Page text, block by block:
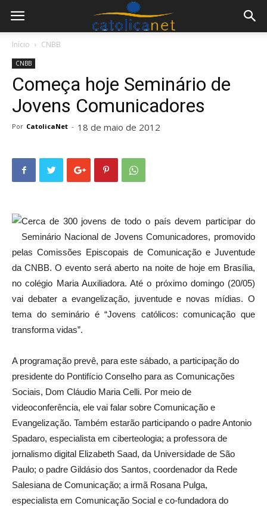
Início CNBB
CNBB
Começa hoje Seminário de
Jovens Comunicadores
Por CatolicaNet - 18 de maio de 2012
Cerca de 300 jovens de todo o país devem participar do
Seminário Nacional de Jovens Comunicadores, promovido
pelas Comissões Episcopais de Comunicação e Juventude
da CNBB. O evento será aberto na noite de hoje em Brasília,
no colégio Maria Auxiliadora. Até o próximo domingo (20/05)
vai debater a evangelização, juventude e novas mídias. O
tema do seminário é “Jovens católicos: comunicação que
transforma vidas”.
A programação prevê, para este sábado, a participação do
presidente do Pontifício Conselho para as Comunicações
Sociais, Dom Cláudio Maria Celli. Por meio de
videoconferência, ele vai falar sobre Comunicação e
Evangelização. Também estarão participando o padre Antonio
Spadaro, especialista em ciberteologia; a professora de
jornalismo digital Elizabeth Saad, da Universidade de São
Paulo; o padre Gildásio dos Santos, coordenador da Rede
Salesiana de Comunicação; a irmã Rosana Pulga,
especialista em Comunicação Social e co-fundadora do